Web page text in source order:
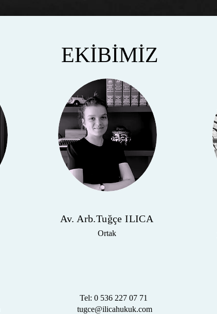
EKİBİMİZ
Av. Arb.Tuğçe ILICA
Ortak
Tel: 0 536 227 07 71
tugce@ilicahukuk.com